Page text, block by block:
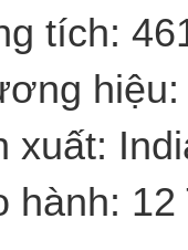
tích:
xuất:
hành: 12